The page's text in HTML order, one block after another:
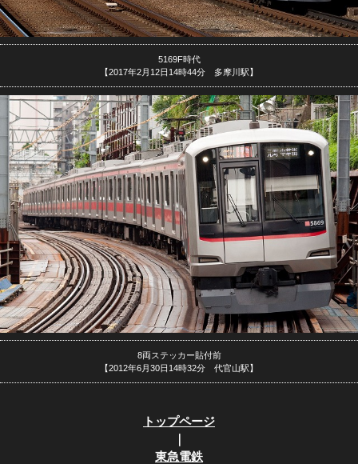
5169F時代
【2017年2月12日14時44分 多摩川駅】
8両ステッカー貼付前
【2012年6月30日14時32分 代官山駅】
トップページ
｜
東急電鉄